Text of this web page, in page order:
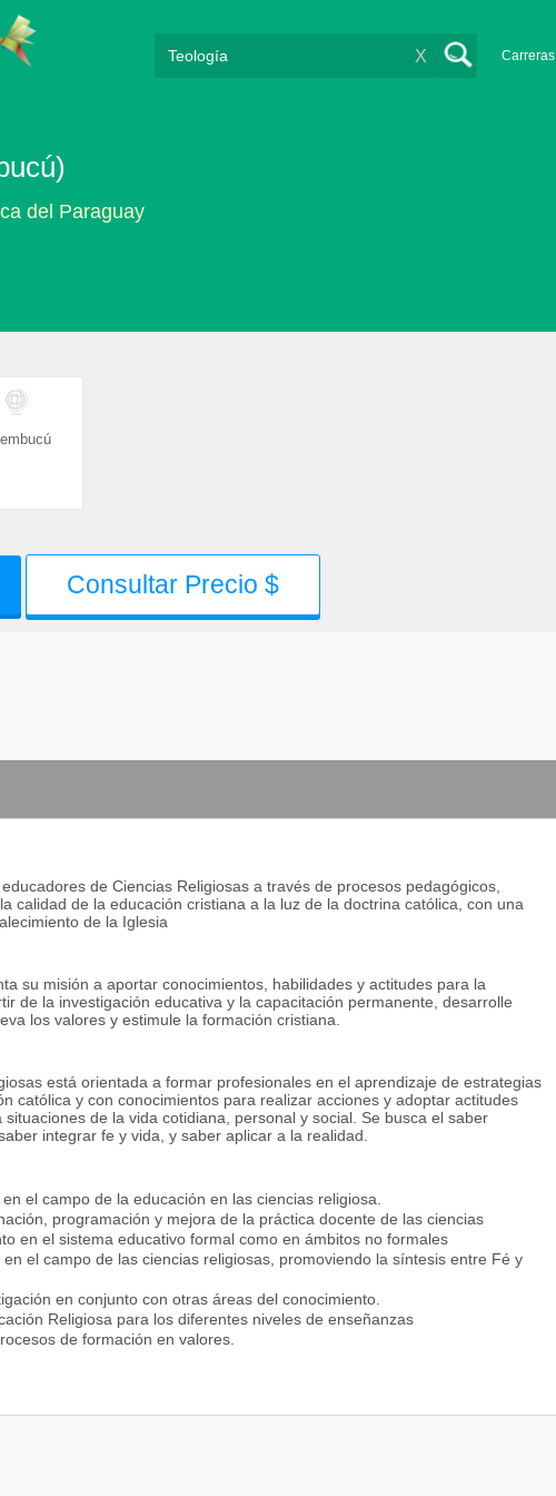
Carreras
X
del Paraguay
Consultar Precio $
de Ciencias Religiosas a través de procesos pedagógicos,
calidad de la educación cristiana a la luz de la doctrina católica, con una
de la Iglesia
su misión a aportar conocimientos, habilidades y actitudes para la
de la investigación educativa y la capacitación permanente, desarrolle
los valores y estimule la formación cristiana.
está orientada a formar profesionales en el aprendizaje de estrategias
católica y con conocimientos para realizar acciones y adoptar actitudes
de la vida cotidiana, personal y social. Se busca el saber
integrar fe y vida, y saber aplicar a la realidad.
el campo de la educación en las ciencias religiosa.
programación y mejora de la práctica docente de las ciencias
en el sistema educativo formal como en ámbitos no formales
el campo de las ciencias religiosas, promoviendo la síntesis entre Fé y
en conjunto con otras áreas del conocimiento.
Religiosa para los diferentes niveles de enseñanzas
de formación en valores.